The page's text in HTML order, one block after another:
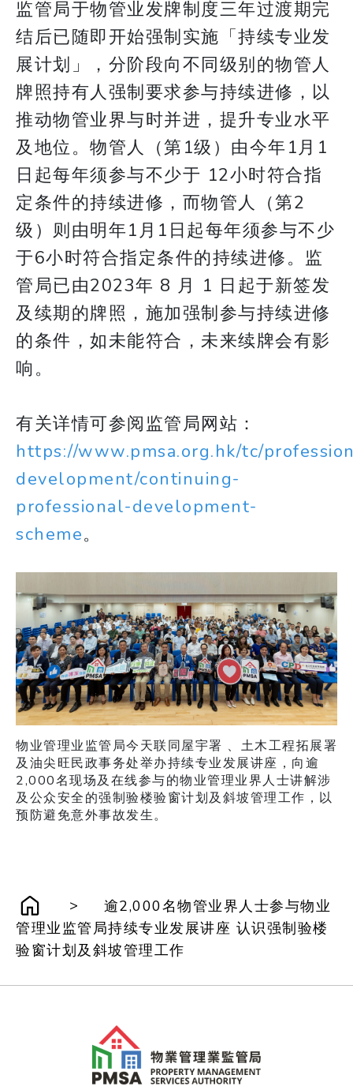
监管局于物管业发牌制度三年过渡期完
结后已随即开始强制实施「持续专业发
展计划」，分阶段向不同级别的物管人
牌照持有人强制要求参与持续进修，以
推动物管业界与时并进，提升专业水平
及地位。物管人（第1级）由今年1月1
日起每年须参与不少于 12小时符合指
定条件的持续进修，而物管人（第2
级）则由明年1月1日起每年须参与不少
于6小时符合指定条件的持续进修。监
管局已由2023年 8 月 1 日起于新签发
及续期的牌照，施加强制参与持续进修
的条件，如未能符合，未来续牌会有影
响。
有关详情可参阅监管局网站：
https://www.pmsa.org.hk/tc/
development/continuing-
professional-development-
scheme。
物业管理业监管局今天联同屋宇署 、土木工程拓展署
及油尖旺民政事务处举办持续专业发展讲座，向逾
2,000名现场及在线参与的物业管理业界人士讲解涉
及公众安全的强制验楼验窗计划及斜坡管理工作，以
预防避免意外事故发生。
>
逾2,000名物管业界人士参与物业
管理业监管局持续专业发展讲座 认识强制验楼
验窗计划及斜坡管理工作